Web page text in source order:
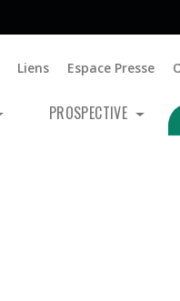
Liens Espace Presse
PROSPECTIVE